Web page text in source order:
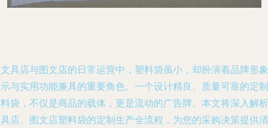
具店与图文店的日常运营中，塑料袋虽小，却扮演着品牌形象
与实用功能兼具的重要角色。一个设计精良、质量可靠的定制
袋，不仅是商品的载体，更是流动的广告牌。本文将深入解析
店、图文店塑料袋的定制生产全流程，为您的采购决策提供清